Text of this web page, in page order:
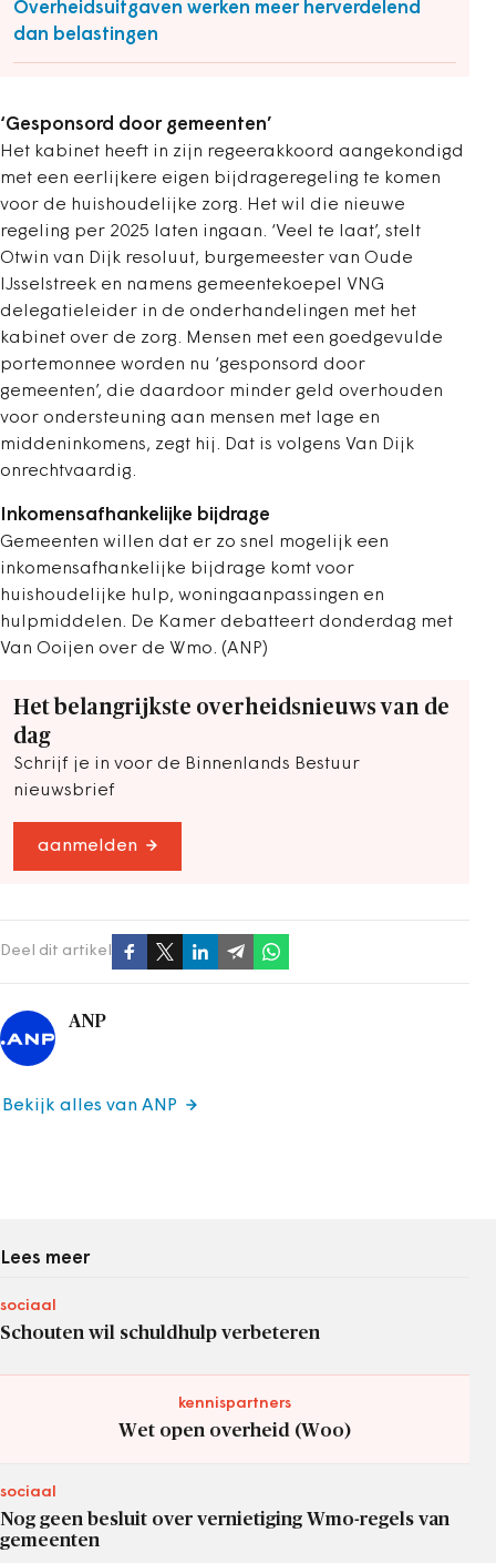
Overheidsuitgaven werken meer herverdelend
dan belastingen
‘Gesponsord door gemeenten’
Het kabinet heeft in zijn regeerakkoord aangekondigd
met een eerlijkere eigen bijdrageregeling te komen
voor de huishoudelijke zorg. Het wil die nieuwe
regeling per 2025 laten ingaan. ‘Veel te laat’, stelt
Otwin van Dijk resoluut, burgemeester van Oude
IJsselstreek en namens gemeentekoepel VNG
delegatieleider in de onderhandelingen met het
kabinet over de zorg. Mensen met een goedgevulde
portemonnee worden nu ‘gesponsord door
gemeenten’, die daardoor minder geld overhouden
voor ondersteuning aan mensen met lage en
middeninkomens, zegt hij. Dat is volgens Van Dijk
onrechtvaardig.
Inkomensafhankelijke bijdrage
Gemeenten willen dat er zo snel mogelijk een
inkomensafhankelijke bijdrage komt voor
huishoudelijke hulp, woningaanpassingen en
hulpmiddelen. De Kamer debatteert donderdag met
Van Ooijen over de Wmo. (ANP)
Het belangrijkste overheidsnieuws van de
dag
Schrijf je in voor de Binnenlands Bestuur
nieuwsbrief
aanmelden
Deel dit artikel
ANP
Bekijk alles van ANP
Lees meer
sociaal
Schouten wil schuldhulp verbeteren
kennispartners
Wet open overheid (Woo)
sociaal
Nog geen besluit over vernietiging Wmo-regels van
gemeenten